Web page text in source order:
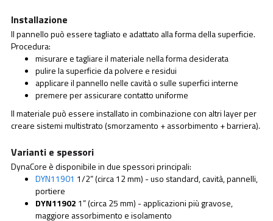
Installazione
Il pannello può essere tagliato e adattato alla forma della superficie.
Procedura:
misurare e tagliare il materiale nella forma desiderata
pulire la superficie da polvere e residui
applicare il pannello nelle cavità o sulle superfici interne
premere per assicurare contatto uniforme
Il materiale può essere installato in combinazione con altri layer per
creare sistemi multistrato (smorzamento + assorbimento + barriera).
Varianti e spessori
DynaCore è disponibile in due spessori principali:
DYN11901 1/2” (circa 12 mm) - uso standard, cavità, pannelli,
portiere
DYN11902 1” (circa 25 mm) - applicazioni più gravose,
maggiore assorbimento e isolamento